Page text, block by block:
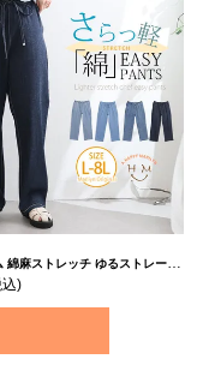
ートパンツ【ウェストゴム】【ストレッチ】 | 大きいサイズの通販ならハッピーマリリン
)